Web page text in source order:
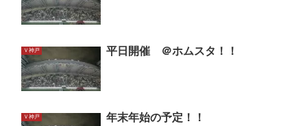
Ｖ神戸 平日開催 ＠ホムスタ！！
Ｖ神戸 年末年始の予定！！